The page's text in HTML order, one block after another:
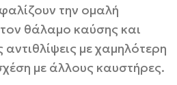
την ομαλή
θάλαμο καύσης και
με χαμηλότερη
με άλλους καυστήρες.